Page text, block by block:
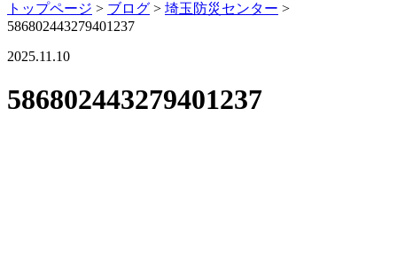
トップページ > ブログ > 埼玉防災センター >
586802443279401237
2025.11.10
586802443279401237